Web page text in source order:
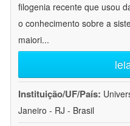
filogenia recente que usou
o conhecimento sobre a
maiori...
Instituição/UF/País:
Janeiro - RJ - Brasil